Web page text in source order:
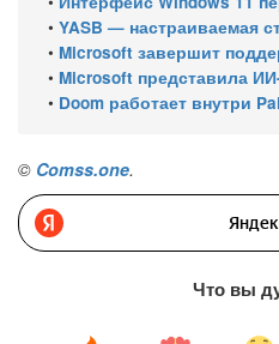
• YASB — настраиваемая строка состояния для
• Microsoft завершит поддержку Windows 10 Enterprise LTSC 2021 в
• Microsoft представила ИИ-инструменты для анализа
• Doom работает внутри Paint: проект
© Comss.one.